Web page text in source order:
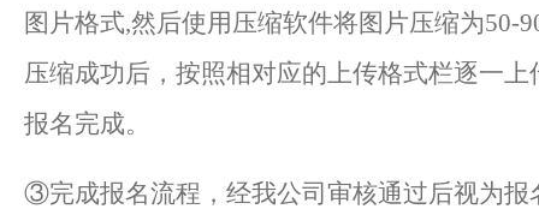
图片格式,然后使用压缩软件将图片压缩为50-
压缩成功后，按照相对应的上传格式栏逐一
报名完成。
③完成报名流程，经我公司审核通过后视为报